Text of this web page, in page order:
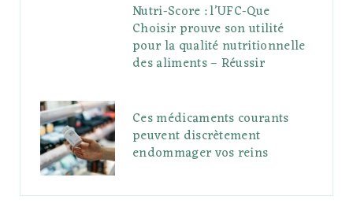
Nutri-Score : l’UFC-Que
Choisir prouve son utilité
pour la qualité nutritionnelle
des aliments – Réussir
Ces médicaments courants
peuvent discrètement
endommager vos reins